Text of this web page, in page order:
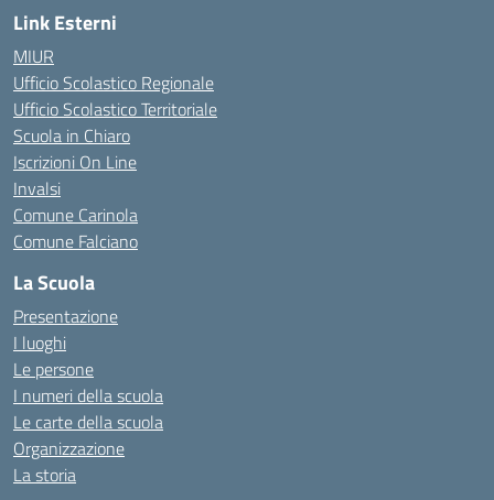
Link Esterni
MIUR
Ufficio Scolastico Regionale
Ufficio Scolastico Territoriale
Scuola in Chiaro
Iscrizioni On Line
Invalsi
Comune Carinola
Comune Falciano
La Scuola
Presentazione
I luoghi
Le persone
I numeri della scuola
Le carte della scuola
Organizzazione
La storia